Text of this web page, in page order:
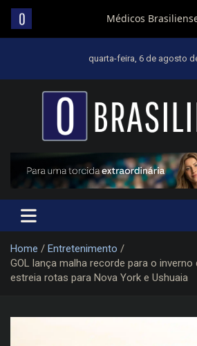
quarta-feira, 6 de agosto
Um diário de notícias que
Home
Entretenimento
GOL lança malha recorde para o
estreia rotas para Nova York e Ushuaia